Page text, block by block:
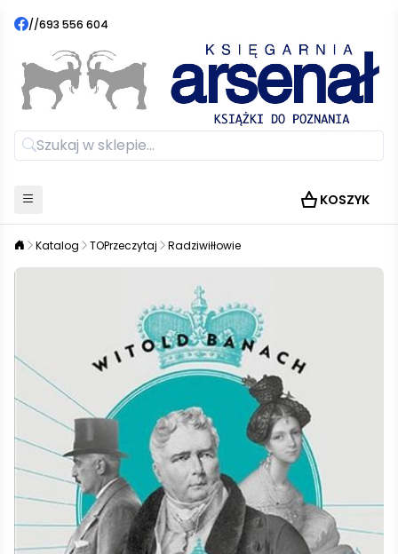
//693 556 604
KOSZYK
Katalog TOPrzeczytaj Radziwiłłowie